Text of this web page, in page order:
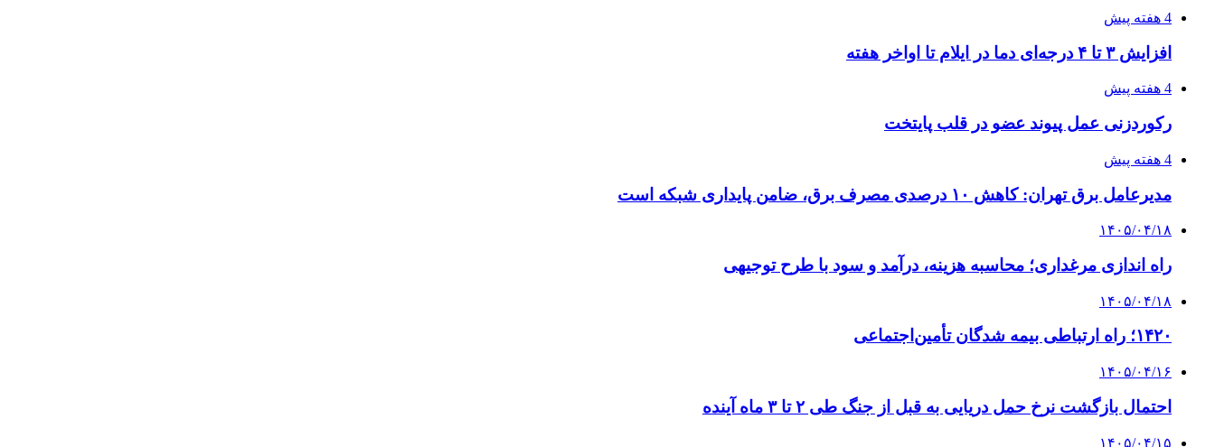
4 هفته پیش
افزایش ۳ تا ۴ درجه‌ای دما در ایلام تا اواخر هفته
4 هفته پیش
رکوردزنی عمل پیوند عضو در قلب پایتخت
4 هفته پیش
مدیرعامل برق تهران: کاهش ۱۰ درصدی مصرف برق، ضامن پایداری شبکه است
۱۴۰۵/۰۴/۱۸
راه اندازی مرغداری؛ محاسبه هزینه، درآمد و سود با طرح توجیهی
۱۴۰۵/۰۴/۱۸
۱۴۲۰؛ راه ارتباطی بیمه شدگان تأمین‌اجتماعی
۱۴۰۵/۰۴/۱۶
احتمال بازگشت نرخ حمل دریایی به قبل از جنگ طی ۲ تا ۳ ماه آینده
۱۴۰۵/۰۴/۱۵